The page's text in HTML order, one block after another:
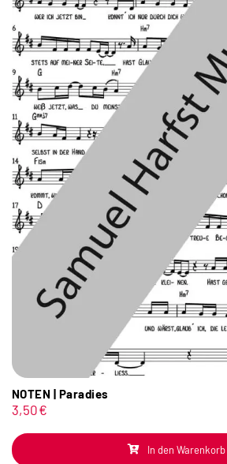
NOTEN | Paradies
3,50€
In den Warenkorb